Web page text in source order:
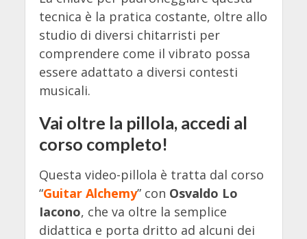
tecnica è la pratica costante, oltre allo
studio di diversi chitarristi per
comprendere come il vibrato possa
essere adattato a diversi contesti
musicali.
Vai oltre la pillola, accedi al
corso completo!
Questa video-pillola è tratta dal corso
“Guitar Alchemy” con Osvaldo Lo
Iacono, che va oltre la semplice
didattica e porta dritto ad alcuni dei